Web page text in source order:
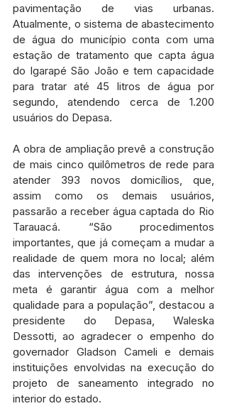
pavimentação de vias urbanas.
Atualmente, o sistema de abastecimento
de água do município conta com uma
estação de tratamento que capta água
do Igarapé São João e tem capacidade
para tratar até 45 litros de água por
segundo, atendendo cerca de 1.200
usuários do Depasa.
A obra de ampliação prevê a construção
de mais cinco quilômetros de rede para
atender 393 novos domicílios, que,
assim como os demais usuários,
passarão a receber água captada do Rio
Tarauacá. “São procedimentos
importantes, que já começam a mudar a
realidade de quem mora no local; além
das intervenções de estrutura, nossa
meta é garantir água com a melhor
qualidade para a população”, destacou a
presidente do Depasa, Waleska
Dessotti, ao agradecer o empenho do
governador Gladson Cameli e demais
instituições envolvidas na execução do
projeto de saneamento integrado no
interior do estado.